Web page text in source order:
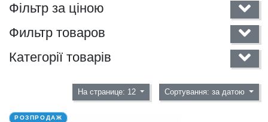
Фільтр за ціною
Фильтр товаров
Категорії товарів
На странице: 12 Сортування: за датою
РОЗПРОДАЖ